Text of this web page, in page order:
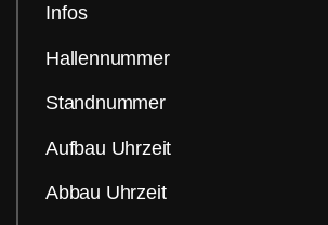
Infos
Hallennummer
Standnummer
Aufbau Uhrzeit
Abbau Uhrzeit